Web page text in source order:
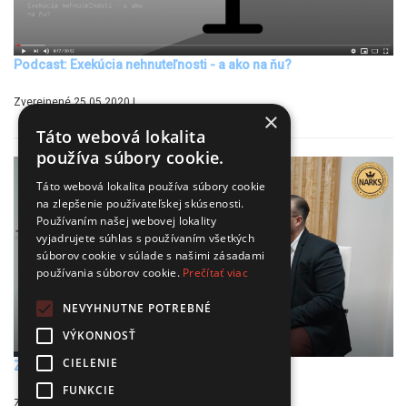
Podcast: Exekúcia nehnuteľnosti - a ako na ňu?
Zverejnené 25.05.2020 |
Zelené strechy a ako využiť ich potenciál
×
Táto webová lokalita
používa súbory cookie.
Táto webová lokalita používa súbory cookie
na zlepšenie používateľskej skúsenosti.
Používaním našej webovej lokality
vyjadrujete súhlas s používaním všetkých
súborov cookie v súlade s našimi zásadami
používania súborov cookie. Prečítať viac
NEVYHNUTNE POTREBNÉ
VÝKONNOSŤ
CIELENIE
FUNKCIE